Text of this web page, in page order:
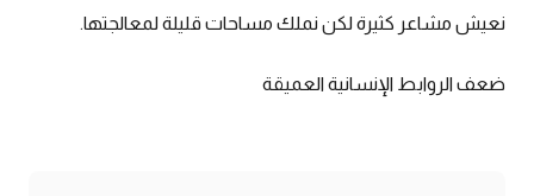
نعيش مشاعر كثيرة لكن نملك مساحات قليلة لمعالجتها.
ضعف الروابط الإنسانية العميقة